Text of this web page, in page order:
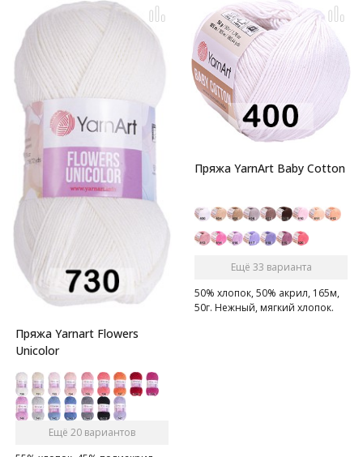
Пряжа Yarnart Flowers
Unicolor
Ещё 20 вариантов
Пряжа YarnArt Baby Cotton
Ещё 33 варианта
50% хлопок, 50% акрил, 165м,
50г. Нежный, мягкий хлопок.